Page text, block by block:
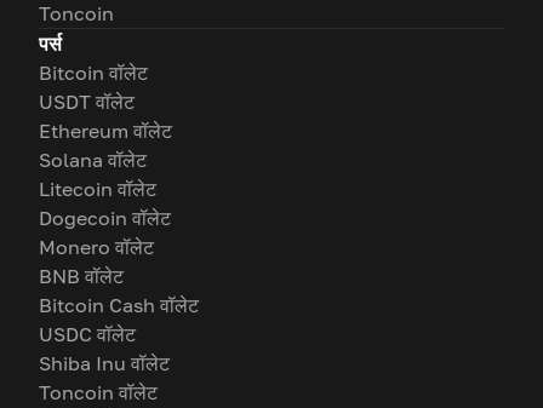
Toncoin
पर्स
Bitcoin वॉलेट
USDT वॉलेट
Ethereum वॉलेट
Solana वॉलेट
Litecoin वॉलेट
Dogecoin वॉलेट
Monero वॉलेट
BNB वॉलेट
Bitcoin Cash वॉलेट
USDC वॉलेट
Shiba Inu वॉलेट
Toncoin वॉलेट